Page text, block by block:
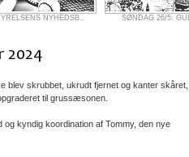
NYHEDSB.. SØNDAG 26/5:
blev skrubbet, ukrudt fjernet og kanter
til grussæsonen.
kyndig koordination af Tommy, den nye